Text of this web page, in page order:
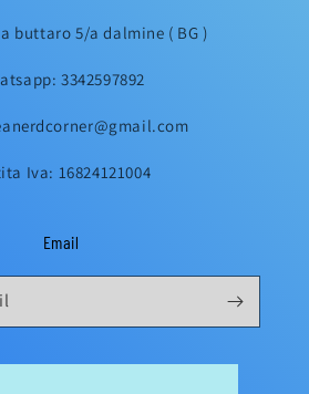
buttaro 5/a dalmine ( BG )
3342597892
Iva: 16824121004
Email